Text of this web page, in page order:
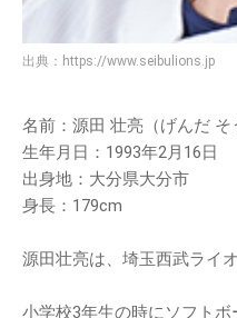
出典： https://www.seibulions.jp
名前：源田 壮亮（げんだ そ
生年月日：1993年2月16日
出身地：大分県大分市
身長：179cm
源田壮亮は、埼玉西武ライ
小学校3年生の時にソフト